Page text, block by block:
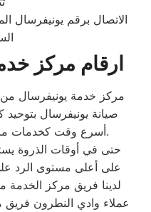
الاتصال برقم يونيفرسال
ارقام مركز
مركز خدمة يونيفرسال من
صيانة يونيفرسال
أسرع وقت كخدمات مابعد البيع والمبيعات والشكاوي.
حتى في أوقات الذروة
على أعلى مستوى الرد على
لدينا فريق مركز
عملاء وادي النطرون فريق